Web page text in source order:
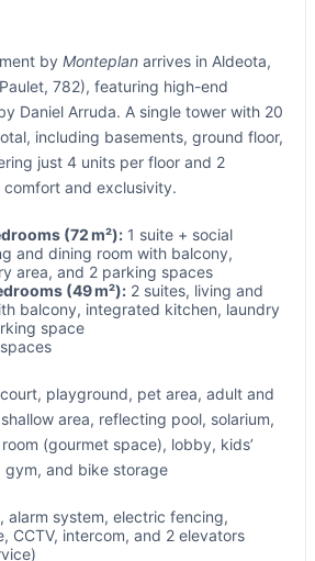
by Monteplan arrives in Aldeota,
782), featuring high-end
Daniel Arruda. A single tower with 20
including basements, ground floor,
just 4 units per floor and 2
and exclusivity.
(72 m²): 1 suite + social
and dining room with balcony,
area, and 2 parking spaces
(49 m²): 2 suites, living and
balcony, integrated kitchen, laundry
space
playground, pet area, adult and
area, reflecting pool, solarium,
(gourmet space), lobby, kids’
and bike storage
alarm system, electric fencing,
CCTV, intercom, and 2 elevators